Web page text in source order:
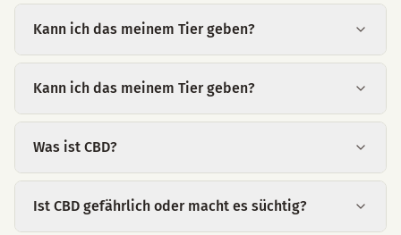
Kann ich das meinem Tier geben?
Kann ich das meinem Tier geben?
Was ist CBD?
Ist CBD gefährlich oder macht es süchtig?